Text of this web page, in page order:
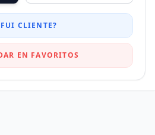
CLIENTE?
EN FAVORITOS